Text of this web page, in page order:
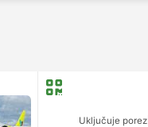
Uključuje porez